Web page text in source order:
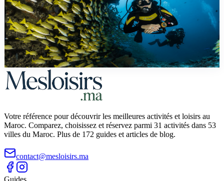
Activites Nautiques au Maroc : Kayak, Jet Ski,
Paddle et Plus
Guide des activites nautiques au Maroc : jet ski, kayak, stand-up
paddle, kitesurf et surf. Meilleurs spots, tarifs, ecoles et conseils
pour profiter de la mer.
Votre référence pour découvrir les meilleures activités et loisirs au
Maroc. Comparez, choisissez et réservez parmi 31 activités dans 53
villes du Maroc. Plus de 172 guides et articles de blog.
contact@mesloisirs.ma
Guides